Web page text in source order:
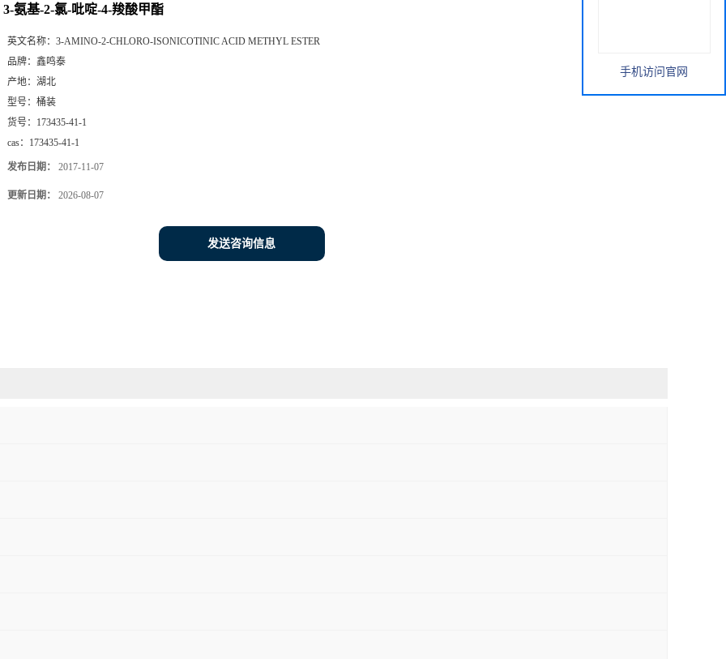
3-氨基-2-氯-吡啶-4-羧酸甲酯
英文名称： 3-AMINO-2-CHLORO-ISONICOTINIC ACID METHYL ESTER
品牌： 鑫鸣泰
产地： 湖北
型号： 桶装
货号： 173435-41-1
cas： 173435-41-1
发布日期： 2017-11-07
更新日期： 2026-08-07
发送咨询信息
手机访问官网